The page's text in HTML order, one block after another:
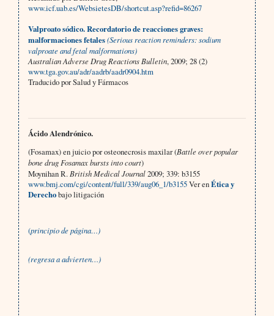
www.icf.uab.es/WebsietesDB/shortcut.asp?refid=86267
Valproato sódico. Recordatorio de reacciones graves:
malformaciones fetales(Serious reaction reminders: sodium
valproate and fetal malformations)
Australian Adverse Drug Reactions Bulletin, 2009; 28 (2)
www.tga.gov.au/adr/aadrb/aadr0904.htm
Traducido por Salud y Fármacos
Ácido Alendrónico.
(Fosamax) en juicio por osteonecrosis maxilar(Battle over popular
bone drug Fosamax bursts into court)
Moynihan R. British Medical Journal2009; 339: b3155
www.bmj.com/cgi/content/full/339/aug06_1/b3155Ver enÉtica y
Derechobajo litigación
(principio de página…)
(regresa a advierten…)